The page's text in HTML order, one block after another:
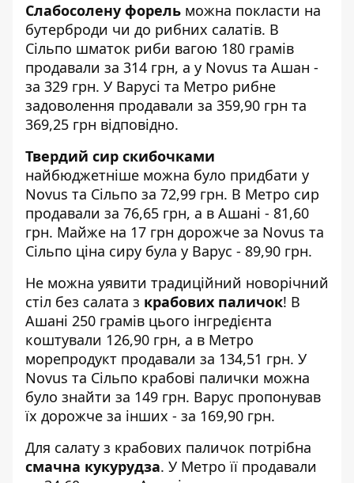
Слабосолену форель можна покласти на
бутерброди чи до рибних салатів. В
Сільпо шматок риби вагою 180 грамів
продавали за 314 грн, а у Novus та Ашан -
за 329 грн. У Варусі та Метро рибне
задоволення продавали за 359,90 грн та
369,25 грн відповідно.
Твердий сир скибочками
найбюджетніше можна було придбати у
Novus та Сільпо за 72,99 грн. В Метро сир
продавали за 76,65 грн, а в Ашані - 81,60
грн. Майже на 17 грн дорожче за Novus та
Cільпо ціна сиру була у Варус - 89,90 грн.
Не можна уявити традиційний новорічний
стіл без салата з крабових паличок! В
Ашані 250 грамів цього інгредієнта
коштували 126,90 грн, а в Метро
морепродукт продавали за 134,51 грн. У
Novus та Сільпо крабові палички можна
було знайти за 149 грн. Варус пропонував
їх дорожче за інших - за 169,90 грн.
Для салату з крабових паличок потрібна
смачна кукурудза. У Метро її продавали